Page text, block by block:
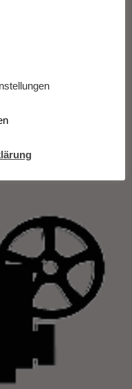
online